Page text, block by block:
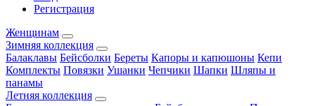
Регистрация
Женщинам
Зимняя коллекция
Балаклавы Бейсболки Береты Капоры и капюшоны Кепи
Комплекты Повязки Ушанки Чепчики Шапки Шляпы и
панамы
Летняя коллекция